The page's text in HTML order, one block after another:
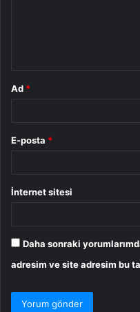
Ad *
E-posta *
İnternet sitesi
Daha sonraki
adresim ve site adresim bu